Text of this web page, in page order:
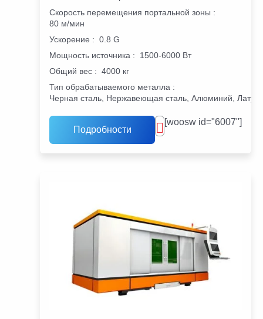
Скорость перемещения портальной зоны :
80 м/мин
Ускорение : 0.8 G
Мощность источника :
1500-6000 Вт
Общий вес : 4000 кг
Тип обрабатываемого металла :
Черная сталь, Нержавеющая сталь, Алюминий,
Подробности
[woosw id="6007"]